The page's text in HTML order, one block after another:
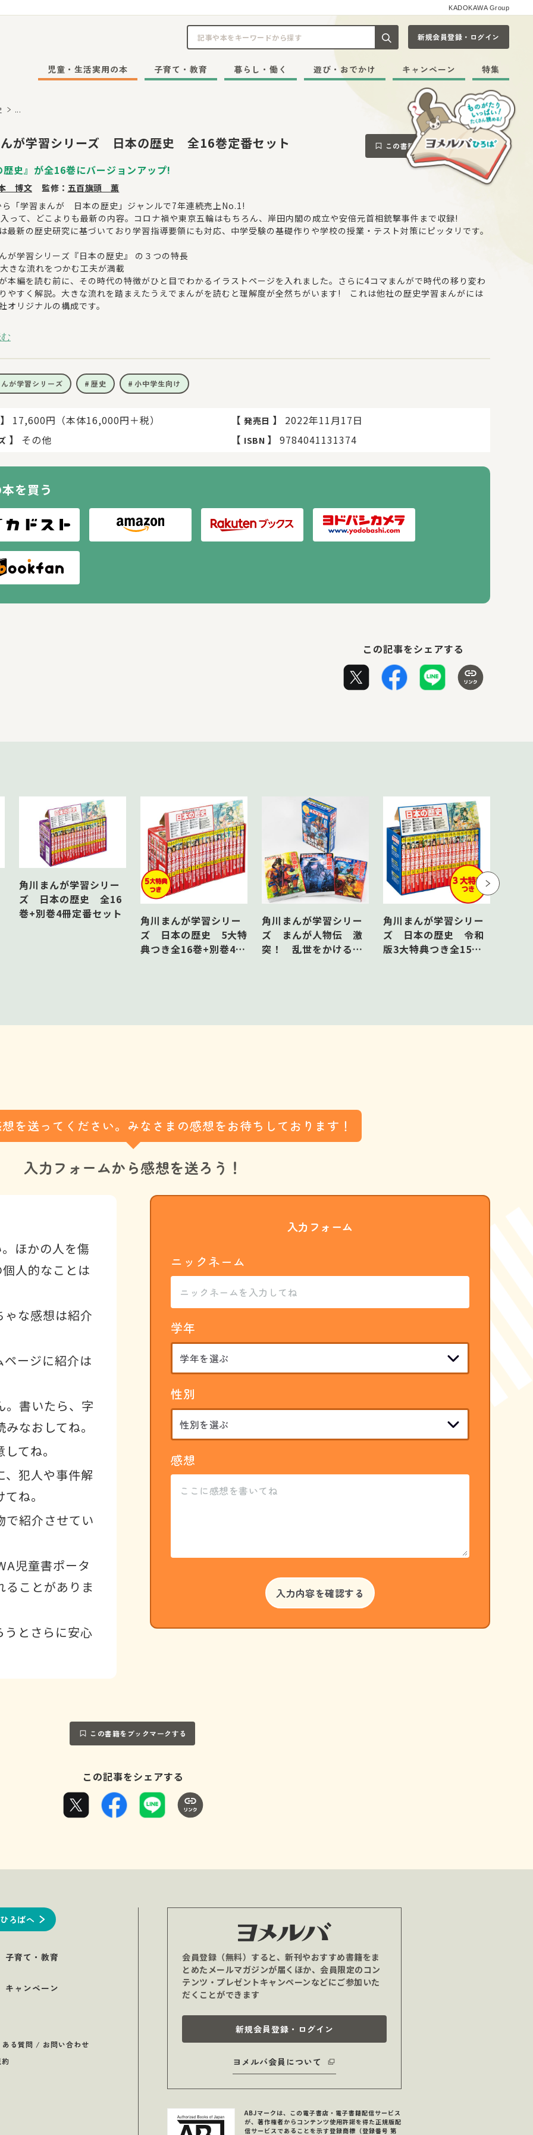
KADOKAWA Group
記事や本をキーワードから探す
新規会員登録・ログイン
児童・生活実用の本 子育て・教育 暮らし・働く 遊び・おでかけ キャンペーン 特集
...
が学習シリーズ 日本の歴史 全16巻定番セット この書籍をブックマークする
歴史』が全16巻にバージョンアップ!
博文 監修： 五百旗頭 薫
「学習まんが 日本の歴史」ジャンルで7年連続売上No.1!
って、どこよりも最新の内容。コロナ禍や東京五輪はもちろん、岸田内閣の成立や安倍元首相銃撃事件まで収録!
最新の歴史研究に基づいており学習指導要領にも対応、中学受験の基礎作りや学校の授業・テスト対策にピッタリです。
が学習シリーズ『日本の歴史』 の３つの特長
きな流れをつかむ工夫が満載
本編を読む前に、その時代の特徴がひと目でわかるイラストページを入れました。さらに4コマまんがで時代の移り変わ
やすく解説。大きな流れを踏まえたうえでまんがを読むと理解度が全然ちがいます! これは他社の歴史学習まんがには
オリジナルの構成です。
ラストがいい! 中のまんががおもしろい! だからこどもが自分から読む!
ストには、スタジオジブリの近藤勝也をはじめ、「ケロロ軍曹」の吉崎観音、「DEATH NOTE」の小畑 健など人気イラ
ーたちが参加。また、カバーイラストレーターとまんが作画者は別ながら、カバーに合わせた作画で違和感なく読めるよ
では2022年の出来事もカバー! 最新の内容で近現代史もばっちり!
近のことまで学習まんがに!」と驚くはず。
が学習シリーズ 歴史 小中学生向け
】 17,600円（本体16,000円＋税） 【 発売日 】 2022年11月17日
】 その他 【 ISBN 】 9784041131374
を買う
この記事をシェアする
角川まんが学習シリー
ズ 日本の歴史 全16
巻+別巻4冊定番セット
角川まんが学習シリー
ズ 日本の歴史 5大特
典つき全16巻+別巻4冊
角川まんが学習シリー
ズ まんが人物伝 激
突！ 乱世をかける武
角川まんが学習シリー
ズ 日本の歴史 令和
版3大特典つき全15巻
を送ってください。みなさまの感想をお待ちしております！
入力フォームから感想を送ろう！
ほかの人を傷
人的なことは
な感想は紹介
ージに紹介は
。書いたら、字
なおしてね。
てね。
、犯人や事件解
ね。
で紹介させてい
児童書ポータ
ることがありま
うとさらに安心
入力フォーム
ニックネーム
学年
性別
感想
この書籍をブックマークする
この記事をシェアする
ろばへ
子育て・教育
キャンペーン
ある質問 / お問い合わせ
会員登録（無料）すると、新刊やおすすめ書籍をま
とめたメールマガジンが届くほか、会員限定のコン
テンツ・プレゼントキャンペーンなどにご参加いた
だくことができます
新規会員登録・ログイン
ヨメルバ会員について
ABJマークは、この電子書店・電子書籍配信サービス
が、著作権者からコンテンツ使用許諾を得た正規版配
信サービスであることを示す登録商標（登録番号 第